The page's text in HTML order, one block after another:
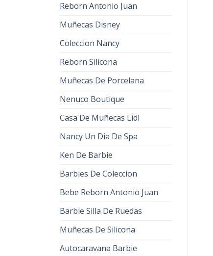
Reborn Antonio Juan
Muñecas Disney
Coleccion Nancy
Reborn Silicona
Muñecas De Porcelana
Nenuco Boutique
Casa De Muñecas Lidl
Nancy Un Dia De Spa
Ken De Barbie
Barbies De Coleccion
Bebe Reborn Antonio Juan
Barbie Silla De Ruedas
Muñecas De Silicona
Autocaravana Barbie